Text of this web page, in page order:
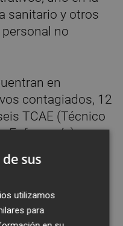
sanitario y otros
no
en
contagiados, 12
TCAE (Técnico
Enfermería),
tres
de otro
en la categoría
sus
utilizamos
para